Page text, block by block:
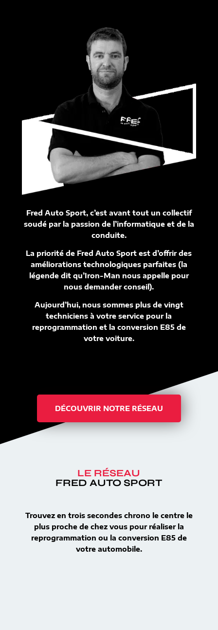
Fred Auto Sport, c’est avant tout un collectif
soudé par la passion de l’informatique et de la
conduite.
La priorité de Fred Auto Sport est d’offrir des
améliorations technologiques parfaites (la
légende dit qu’Iron-Man nous appelle pour
nous demander conseil).
Aujourd’hui, nous sommes plus de vingt
techniciens à votre service pour la
reprogrammation et la conversion E85 de
votre voiture.
DÉCOUVRIR NOTRE RÉSEAU
LE RÉSEAU
FRED AUTO SPORT
Trouvez en trois secondes chrono le centre le
plus proche de chez vous pour réaliser la
reprogrammation ou la conversion E85 de
votre automobile.